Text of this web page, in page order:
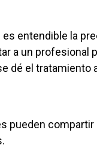
entendible la
a un profesional
dé el tratamiento
pueden